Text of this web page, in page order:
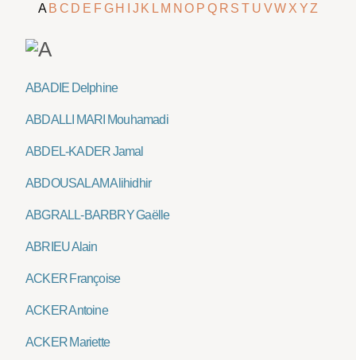
A B C D E F G H J K L M NO P Q R ST U VW X YZ
ABADIE Delphine
ABDALLI MARI Mouhamadi
ABDEL-KADER Jamal
ABDOUSALAM Alihidhir
ABGRALL-BARBRY Gaëlle
ABRIEU Alain
ACKER Françoise
ACKER Antoine
ACKER Mariette